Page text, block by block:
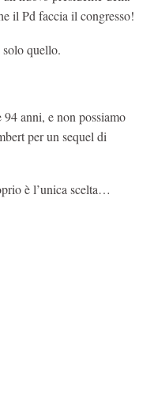
il Pd faccia il congresso!
quello.
anni, e non possiamo
per un sequel di
è l’unica scelta…